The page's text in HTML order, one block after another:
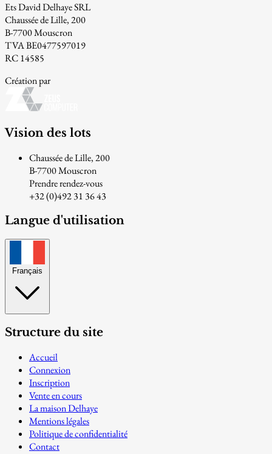
Ets David Delhaye SRL
Chaussée de Lille, 200
B-7700 Mouscron
TVA BE0477597019
RC 14585
Création par
Vision des lots
Chaussée de Lille, 200
B-7700 Mouscron
Prendre rendez-vous
+32 (0)492 31 36 43
Langue d'utilisation
Français
Structure du site
Accueil
Connexion
Inscription
Vente en cours
La maison Delhaye
Mentions légales
Politique de confidentialité
Contact